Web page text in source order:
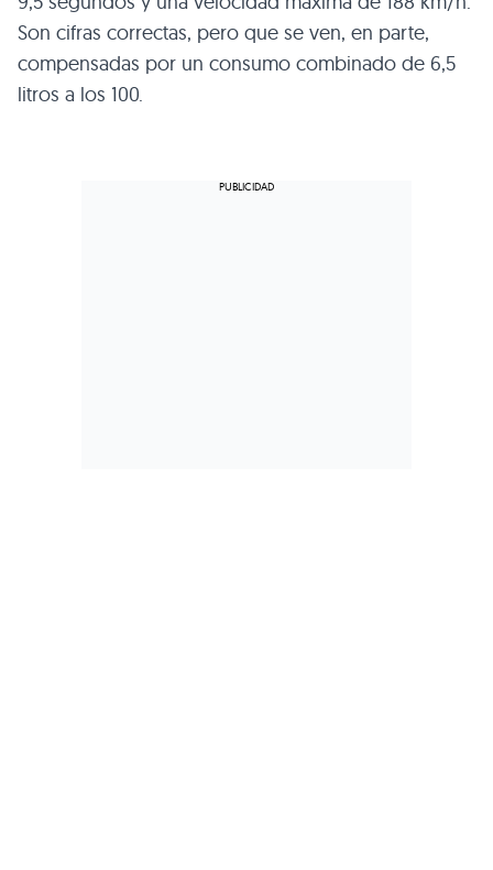
Son cifras correctas, pero que se ven, en parte,
compensadas por un consumo combinado de 6,5
litros a los 100.